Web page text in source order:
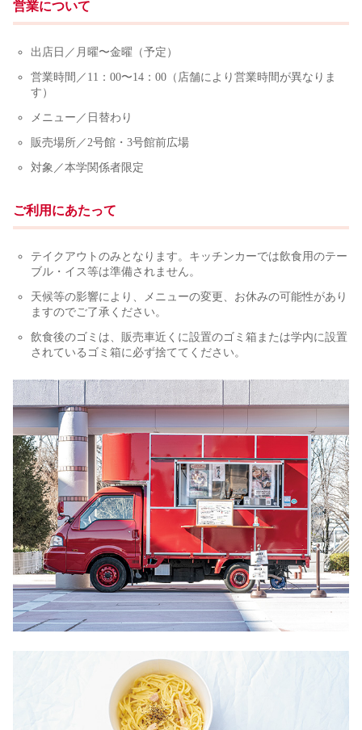
営業について
出店日／月曜〜金曜（予定）
営業時間／11：00〜14：00（店舗により営業時間が異なりま
す）
メニュー／日替わり
販売場所／2号館・3号館前広場
対象／本学関係者限定
ご利用にあたって
テイクアウトのみとなります。キッチンカーでは飲食用のテー
ブル・イス等は準備されません。
天候等の影響により、メニューの変更、お休みの可能性があり
ますのでご了承ください。
飲食後のゴミは、販売車近くに設置のゴミ箱または学内に設置
されているゴミ箱に必ず捨ててください。